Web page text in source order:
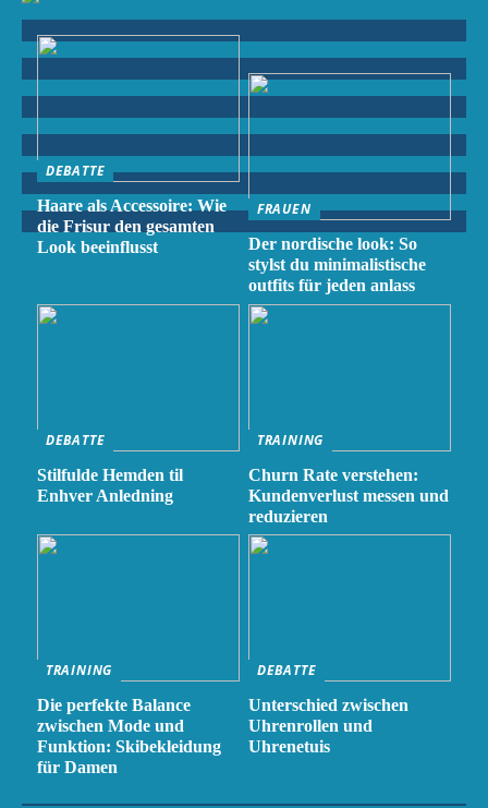
DEBATTE
Haare als Accessoire: Wie
die Frisur den gesamten
Look beeinflusst
FRAUEN
Der nordische look: So
stylst du minimalistische
outfits für jeden anlass
DEBATTE
Stilfulde Hemden til
Enhver Anledning
TRAINING
Churn Rate verstehen:
Kundenverlust messen und
reduzieren
TRAINING
Die perfekte Balance
zwischen Mode und
Funktion: Skibekleidung
für Damen
DEBATTE
Unterschied zwischen
Uhrenrollen und
Uhrenetuis